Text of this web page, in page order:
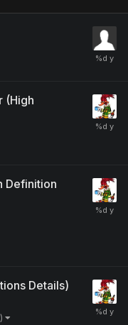
(High
Definition
Details)